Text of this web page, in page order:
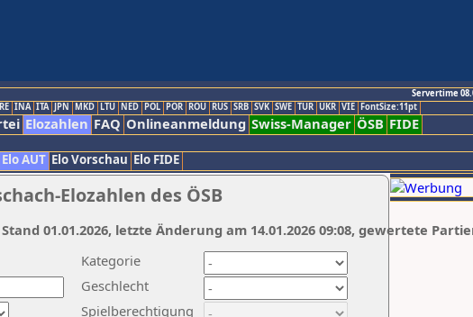
Servertime
INA ITA JPN MKD LTU NED POL POR ROU RUS SRB SVK SWE TUR UKR VIE FontSize:11pt
Elozahlen FAQ Onlineanmeldung Swiss-Manager ÖSB FIDE
Elo AUT Elo Vorschau Elo FIDE
Elozahlen des ÖSB
Kategorie
Geschlecht
Spielberechtigung
01.01.2026, letzte Änderung am 14.01.2026 09:08, gewertete